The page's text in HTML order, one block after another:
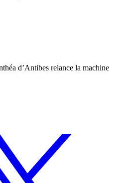
d’Antibes relance la machine